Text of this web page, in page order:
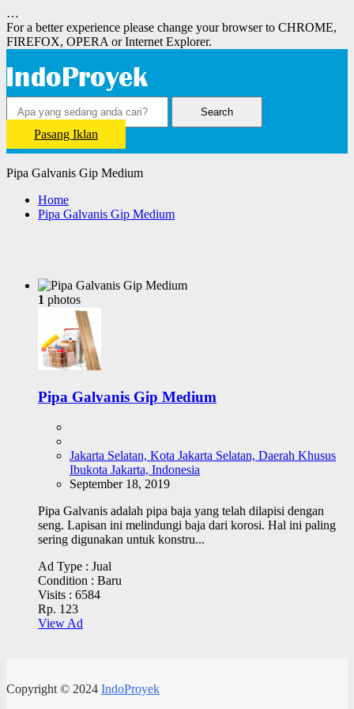
…
For a better experience please change your browser to CHROME,
FIREFOX, OPERA or Internet Explorer.
Search
Pasang Iklan
Pipa Galvanis Gip Medium
Home
Pipa Galvanis Gip Medium
1 photos
Pipa Galvanis Gip Medium
Jakarta Selatan, Kota Jakarta Selatan, Daerah Khusus
Ibukota Jakarta, Indonesia
September 18, 2019
Pipa Galvanis adalah pipa baja yang telah dilapisi dengan
seng. Lapisan ini melindungi baja dari korosi. Hal ini paling
sering digunakan untuk konstru...
Ad Type : Jual
Condition : Baru
Visits : 6584
Rp. 123
View Ad
Copyright © 2024 IndoProyek